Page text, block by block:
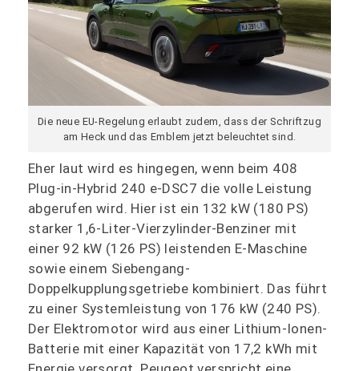
Die neue EU-Regelung erlaubt zudem, dass der Schriftzug
am Heck und das Emblem jetzt beleuchtet sind.
Eher laut wird es hingegen, wenn beim 408
Plug-in-Hybrid 240 e-DSC7 die volle Leistung
abgerufen wird. Hier ist ein 132 kW (180 PS)
starker 1,6-Liter-Vierzylinder-Benziner mit
einer 92 kW (126 PS) leistenden E-Maschine
sowie einem Siebengang-
Doppelkupplungsgetriebe kombiniert. Das führt
zu einer Systemleistung von 176 kW (240 PS).
Der Elektromotor wird aus einer Lithium-Ionen-
Batterie mit einer Kapazität von 17,2 kWh mit